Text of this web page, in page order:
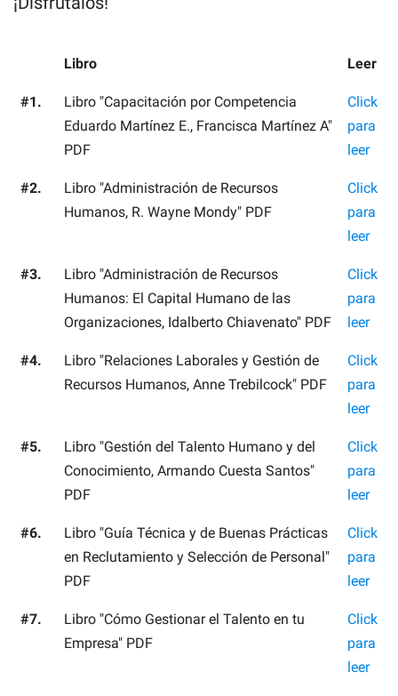
Libro Leer
#1.
Libro "Capacitación por Competencia
Eduardo Martínez E., Francisca Martínez A"
PDF
Click
para
leer
#2.
Libro "Administración de Recursos
Humanos, R. Wayne Mondy" PDF
Click
para
leer
#3.
Libro "Administración de Recursos
Humanos: El Capital Humano de las
Organizaciones, Idalberto Chiavenato" PDF
Click
para
leer
#4.
Libro "Relaciones Laborales y Gestión de
Recursos Humanos, Anne Trebilcock" PDF
Click
para
leer
#5.
Libro "Gestión del Talento Humano y del
Conocimiento, Armando Cuesta Santos"
PDF
Click
para
leer
#6.
Libro "Guía Técnica y de Buenas Prácticas
en Reclutamiento y Selección de Personal"
PDF
Click
para
leer
#7.
Libro "Cómo Gestionar el Talento en tu
Empresa" PDF
Click
para
leer